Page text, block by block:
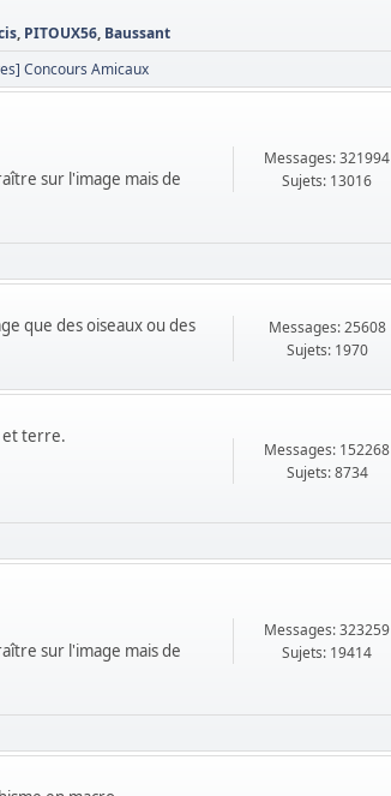
, PITOUX56, Baussant
Concours Amicaux
sur l'image mais de
Messages: 321994
Sujets: 13016
que des oiseaux ou des
Messages: 25608
Sujets: 1970
et terre.
Messages: 152268
Sujets: 8734
sur l'image mais de
Messages: 323259
Sujets: 19414